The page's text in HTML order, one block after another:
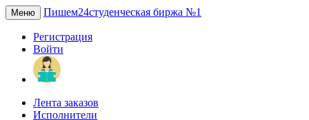
Меню Пишем24студенческая биржа №1
Регистрация
Войти
Лента заказов
Исполнители